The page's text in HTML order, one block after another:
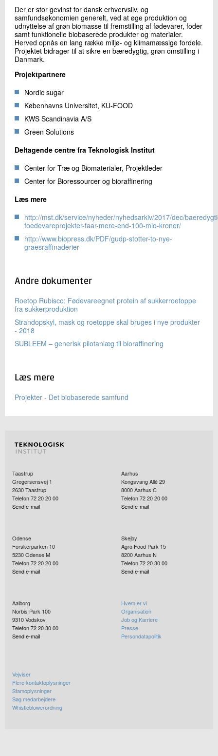
Der er stor gevinst for dansk erhvervsliv, og
samfundsøkonomien generelt, ved at øge produktion og
udnyttelse af grøn biomasse til fremstilling af fødevarer, foder
samt funktionelle biobaserede produkter og materialer.
Herved opnås en lang række miljø- og klimamæssige fordele.
Projektet bidrager til at sikre en bæredygtig, grøn omstilling i
Danmark.
Projektpartnere
Nordic sugar
Københavns Universitet, KU-FOOD
KWS Scandinavia A/S
Green Solutions
Deltagende centre fra Teknologisk Institut
Center for Træ og Biomaterialer, Projektleder
Center for Bioressourcer og bioraffinering
Læs mere
http://mst.dk/service/nyheder/nyhedsarkiv/2017/dec/
foedevareprojekter-faar-mere-end-100-mio-kroner/
http://www.biopress.dk/PDF/gudp-stotter-to-nye-
graesraffinaderier
Andre dokumenter
Roetop Rubisco: Fødevareegnet protein af sukkerroetoppe
fra sukkerproduktion
Strandopskyl, mask og roetoppe skal bruges i nye produkter
- 2018
SUBLEEM – generisk pilotanlæg til bioraffinering
Læs mere
Projekter - Det biobaserede samfund
Taastrup
Gregersensvej 1
2630Taastrup
Telefon 72 20 20 00
Send e-mail
Aarhus
Kongsvang Allé 29
8000Aarhus C
Telefon 72 20 20 00
Send e-mail
Odense
Forskerparken 10
5230Odense M
Telefon 72 20 20 00
Send e-mail
Skejby
Agro Food Park 15
8200Aarhus N
Telefon 72 20 30 00
Send e-mail
Aalborg
Norbis Park 100
9310Vodskov
Telefon 72 20 30 00
Send e-mail
Hvem er vi
Organisation
Job og Karriere
Presse
Persondatapolitik
Vejviser
Flere kontaktoplysninger
Stamoplysninger
Søg medarbejdere
Whistleblowerordning